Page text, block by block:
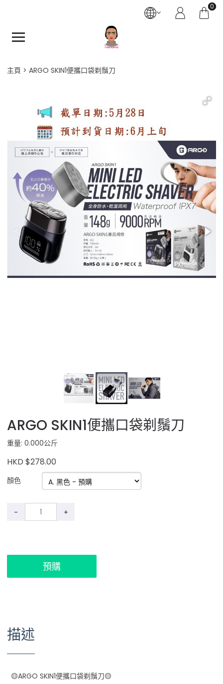
0
主頁 ARGO SKIN1便攜口袋剃鬚刀
ARGO SKIN1便攜口袋剃鬚刀
重量: 0.000公斤
HKD $278.00
顏色
- +
預購
描述
🟡ARGO SKIN1便攜口袋剃鬚刀🟡